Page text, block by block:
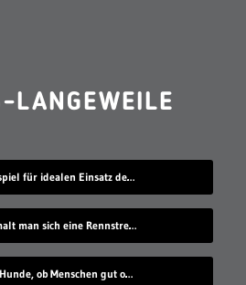
LANGEWEILE
Fantastisches Beispiel für idealen Einsatz des iPad für Kinder
In diesem Spiel malt man sich eine Rennstrecke und fährt dann darauf
Woran erkennen Hunde, ob Menschen gut oder schlecht sind?